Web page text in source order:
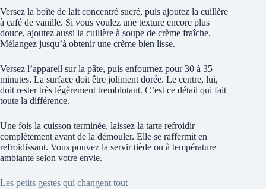
Versez la boîte de lait concentré sucré, puis ajoutez la cuillère
à café de vanille. Si vous voulez une texture encore plus
douce, ajoutez aussi la cuillère à soupe de crème fraîche.
Mélangez jusqu’à obtenir une crème bien lisse.
Versez l’appareil sur la pâte, puis enfournez pour 30 à 35
minutes. La surface doit être joliment dorée. Le centre, lui,
doit rester très légèrement tremblotant. C’est ce détail qui fait
toute la différence.
Une fois la cuisson terminée, laissez la tarte refroidir
complètement avant de la démouler. Elle se raffermit en
refroidissant. Vous pouvez la servir tiède ou à température
ambiante selon votre envie.
Les petits gestes qui changent tout